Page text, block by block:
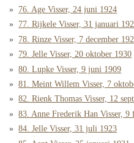
76. Age Visser, 24 juni 1924
77. Rijkele Visser, 31 januari
78. Rinze Visser, 7 december
79. Jelle Visser, 20 oktober 1930
80. Lupke Visser, 9 juni 1909
81. Meint Willem Visser, 7
82. Rienk Thomas Visser, 12
83. Anne Frederik Han Visser, 9
84. Jelle Visser, 31 juli 1923